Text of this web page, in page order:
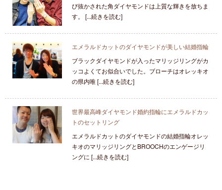
び抜かされた角ダイヤモンドは上質な輝きを放ちま
す。 [...続きを読む]
エメラルドカットのダイヤモンドが美しい結婚指輪
ブラックダイヤモンドが入ったマリッジリングがカ
ッコよくてお似合いでした。ブローチはオレッキオ
の県内唯 [...続きを読む]
世界最高峰ダイヤモンド婚約指輪にエメラルドカッ
トのセットリング
エメラルドカットのダイヤモンドの結婚指輪オレッ
キオのマリッジリングとBROOCHのエンゲージリ
ングに [...続きを読む]